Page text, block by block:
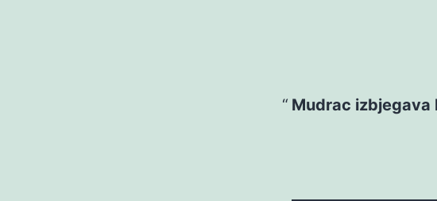
Mudrac izbjegava